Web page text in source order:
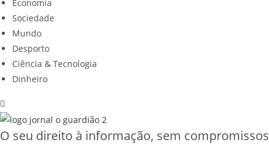
Economia
Sociedade
Mundo
Desporto
Ciência & Tecnologia
Dinheiro
O seu direito à informação, sem compromissos